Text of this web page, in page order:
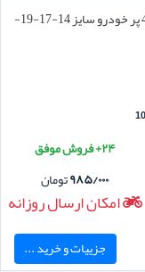
آچار چرخ 4 پر خودرو سایز 14-17-19-
۲۴+ فروش موفق
۹۸۵/۰۰۰تومان
امکان ارسال روزانه
جزییات و خرید ...